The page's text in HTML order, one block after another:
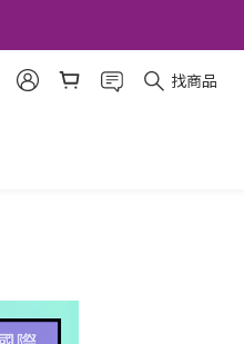
找商品